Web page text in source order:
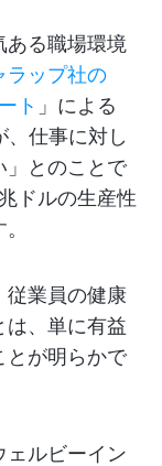
ある職場環境
ラップ社の
ト 」による
、仕事に対し
」とのことで
ドルの生産性
従業員の健康
は、単に有益
とが明らかで
ェルビーイン